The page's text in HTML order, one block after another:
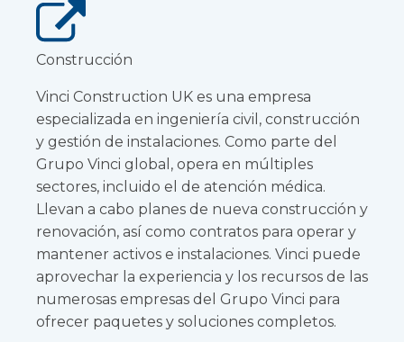
Construcción
Vinci Construction UK es una empresa
especializada en ingeniería civil, construcción
y gestión de instalaciones. Como parte del
Grupo Vinci global, opera en múltiples
sectores, incluido el de atención médica.
Llevan a cabo planes de nueva construcción y
renovación, así como contratos para operar y
mantener activos e instalaciones. Vinci puede
aprovechar la experiencia y los recursos de las
numerosas empresas del Grupo Vinci para
ofrecer paquetes y soluciones completos.